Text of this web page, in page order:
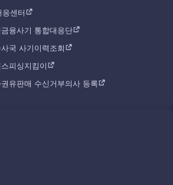
센터
융사기 통합대응단
국 사기이력조회
피싱지킴이
유판매 수신거부의사 등록